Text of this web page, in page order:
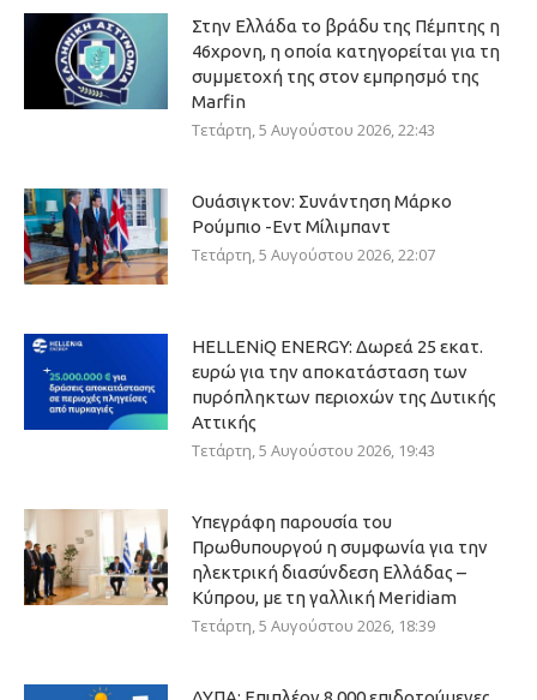
Στην Ελλάδα το βράδυ της Πέμπτης η
46χρονη, η οποία κατηγορείται για τη
συμμετοχή της στον εμπρησμό της
Marfin
Τετάρτη, 5 Αυγούστου 2026, 22:43
Ουάσιγκτον: Συνάντηση Μάρκο
Ρούμπιο -Εντ Μίλιμπαντ
Τετάρτη, 5 Αυγούστου 2026, 22:07
HELLENiQ ENERGY: Δωρεά 25 εκατ.
ευρώ για την αποκατάσταση των
πυρόπληκτων περιοχών της Δυτικής
Αττικής
Τετάρτη, 5 Αυγούστου 2026, 19:43
Υπεγράφη παρουσία του
Πρωθυπουργού η συμφωνία για την
ηλεκτρική διασύνδεση Ελλάδας –
Κύπρου, με τη γαλλική Meridiam
Τετάρτη, 5 Αυγούστου 2026, 18:39